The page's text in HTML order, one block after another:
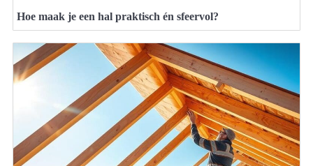
Hoe maak je een hal praktisch én sfeervol?